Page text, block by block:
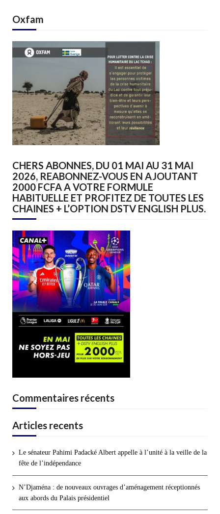
Oxfam
CHERS ABONNES, DU 01 MAI AU 31 MAI
2026, REABONNEZ-VOUS EN AJOUTANT
2000 FCFA A VOTRE FORMULE
HABITUELLE ET PROFITEZ DE TOUTES LES
CHAINES + L’OPTION DSTV ENGLISH PLUS.
Commentaires récents
Articles recents
Le sénateur Pahimi Padacké Albert appelle à l’unité à la veille de la
fête de l’indépendance
N’Djaména : de nouveaux ouvrages d’aménagement réceptionnés
aux abords du Palais présidentiel